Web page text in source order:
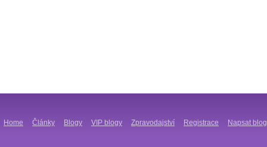
Home Články Blogy VIP blogy Zpravodajství Registrace Napsat blog